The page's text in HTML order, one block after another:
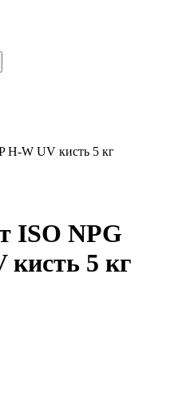
H-W UV кисть 5 кг
ISO NPG
кисть 5 кг